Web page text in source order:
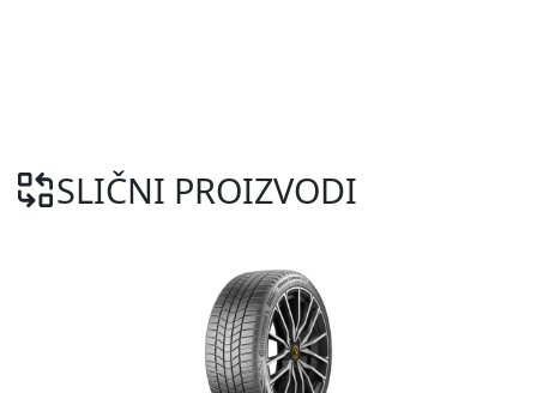
SLIČNI PROIZVODI